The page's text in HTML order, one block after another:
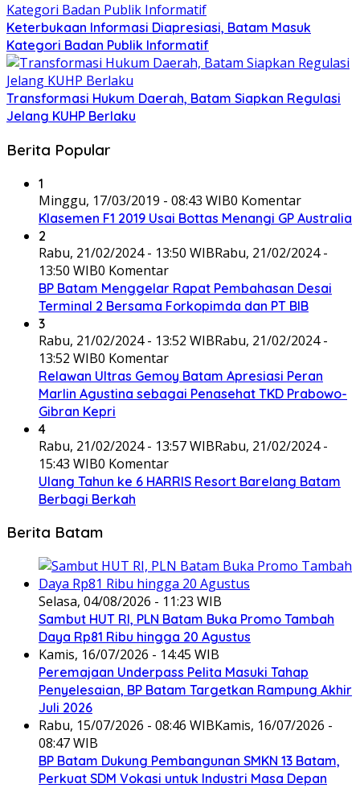
Keterbukaan Informasi Diapresiasi, Batam Masuk
Kategori Badan Publik Informatif
Transformasi Hukum Daerah, Batam Siapkan Regulasi
Jelang KUHP Berlaku
Berita Popular
1
Minggu, 17/03/2019 - 08:43 WIB0 Komentar
Klasemen F1 2019 Usai Bottas Menangi GP Australia
2
Rabu, 21/02/2024 - 13:50 WIBRabu, 21/02/2024 -
13:50 WIB0 Komentar
BP Batam Menggelar Rapat Pembahasan Desai
Terminal 2 Bersama Forkopimda dan PT BIB
3
Rabu, 21/02/2024 - 13:52 WIBRabu, 21/02/2024 -
13:52 WIB0 Komentar
Relawan Ultras Gemoy Batam Apresiasi Peran
Marlin Agustina sebagai Penasehat TKD Prabowo-
Gibran Kepri
4
Rabu, 21/02/2024 - 13:57 WIBRabu, 21/02/2024 -
15:43 WIB0 Komentar
Ulang Tahun ke 6 HARRIS Resort Barelang Batam
Berbagi Berkah
Berita Batam
Selasa, 04/08/2026 - 11:23 WIB
Sambut HUT RI, PLN Batam Buka Promo Tambah
Daya Rp81 Ribu hingga 20 Agustus
Kamis, 16/07/2026 - 14:45 WIB
Peremajaan Underpass Pelita Masuki Tahap
Penyelesaian, BP Batam Targetkan Rampung Akhir
Juli 2026
Rabu, 15/07/2026 - 08:46 WIBKamis, 16/07/2026 -
08:47 WIB
BP Batam Dukung Pembangunan SMKN 13 Batam,
Perkuat SDM Vokasi untuk Industri Masa Depan